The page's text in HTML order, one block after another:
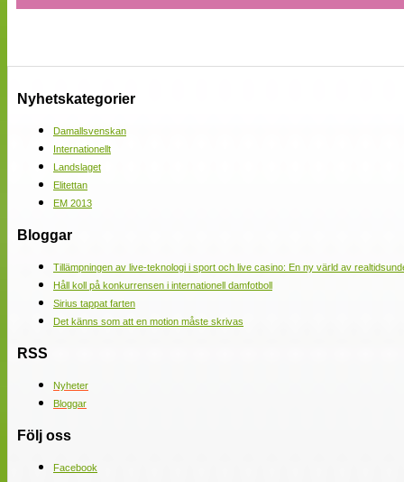
Nyhetskategorier
Damallsvenskan
Internationellt
Landslaget
Elitettan
EM 2013
Bloggar
Tillämpningen av live-teknologi i sport och live casino: En ny värld av
Håll koll på konkurrensen i internationell damfotboll
Sirius tappat farten
Det känns som att en motion måste skrivas
RSS
Nyheter
Bloggar
Följ oss
Facebook